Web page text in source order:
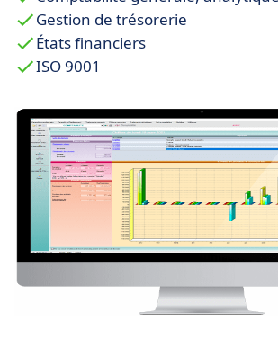
Gestion de trésorerie
États financiers
ISO 9001